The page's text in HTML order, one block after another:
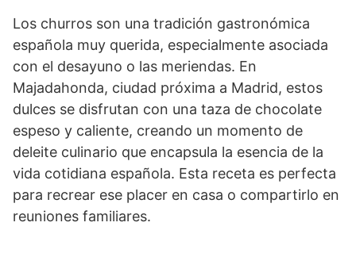
Los churros son una tradición gastronómica
española muy querida, especialmente asociada
con el desayuno o las meriendas. En
Majadahonda, ciudad próxima a Madrid, estos
dulces se disfrutan con una taza de chocolate
espeso y caliente, creando un momento de
deleite culinario que encapsula la esencia de la
vida cotidiana española. Esta receta es perfecta
para recrear ese placer en casa o compartirlo en
reuniones familiares.